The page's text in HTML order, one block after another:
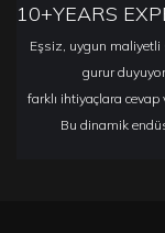
10+YEARS
Eşsiz, uygun
gurur
farklı ihtiyaçlara cevap
Bu dinamik